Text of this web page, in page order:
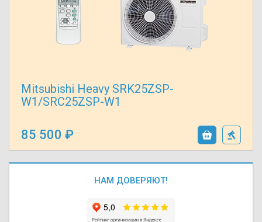
Mitsubishi Heavy SRK25ZSP-
W1/SRC25ZSP-W1
85 500
НАМ ДОВЕРЯЮТ!